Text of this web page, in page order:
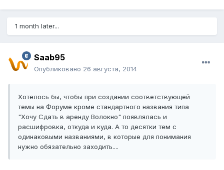
1 month later...
Saab95
Опубликовано 26 августа, 2014
Хотелось бы, чтобы при создании соответствующей
темы на Форуме кроме стандартного названия типа
"Хочу Сдать в аренду Волокно" появлялась и
расшифровка, откуда и куда. А то десятки тем с
одинаковыми названиями, в которые для понимания
нужно обязательно заходить....